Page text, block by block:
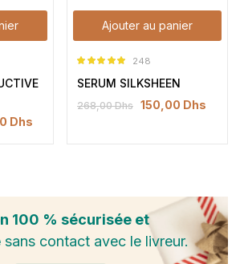
Dhs
Ajouter au panier
sur 5
248
SERUM SILKSHEEN
268,00Dhs 150,00 Dhs
100 % sécurisée et
sans contact avec le livreur.